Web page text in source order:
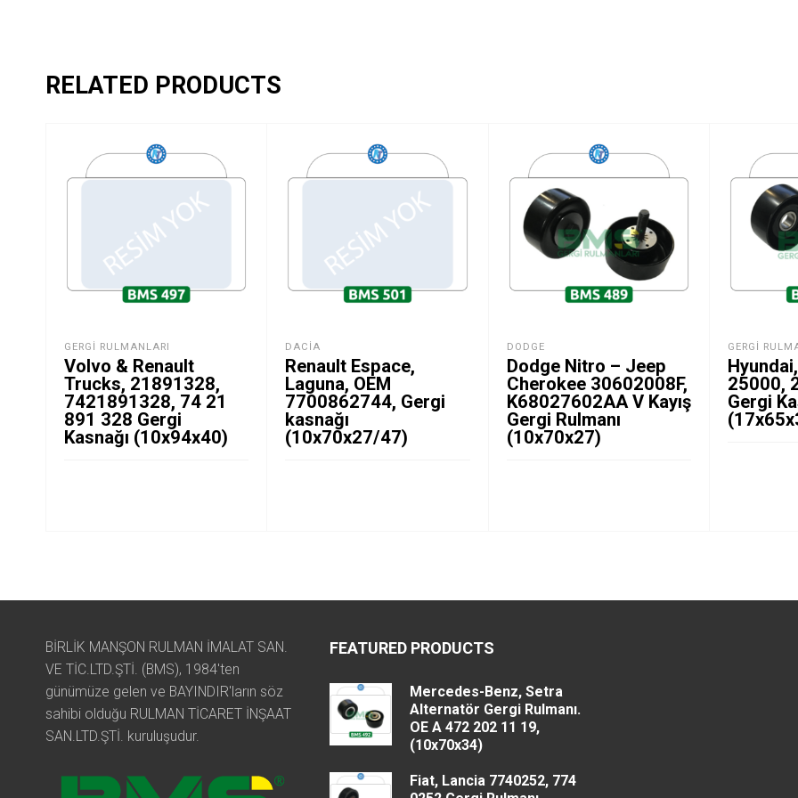
RELATED PRODUCTS
GERGI RULMANLARI
Volvo & Renault
Trucks, 21891328,
7421891328, 74 21
891 328 Gergi
Kasnağı (10x94x40)
DACIA
Renault Espace,
Laguna, OEM
7700862744, Gergi
kasnağı
(10x70x27/47)
DODGE
Dodge Nitro – Jeep
Cherokee 30602008F,
K68027602AA V Kayış
Gergi Rulmanı
(10x70x27)
GERGI
25000,
Gergi
BİRLİK MANŞON RULMAN İMALAT SAN.
VE TİC.LTD.ŞTİ. (BMS), 1984'ten
günümüze gelen ve BAYINDIR'ların söz
sahibi olduğu RULMAN TİCARET İNŞAAT
SAN.LTD.ŞTİ. kuruluşudur.
FEATURED PRODUCTS
Mercedes-Benz, Setra
Alternatör Gergi Rulmanı.
OE A 472 202 11 19,
(10x70x34)
Fiat, Lancia 7740252, 774